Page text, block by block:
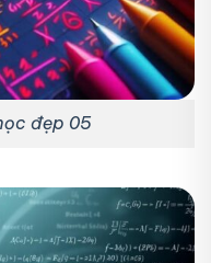
đẹp 05